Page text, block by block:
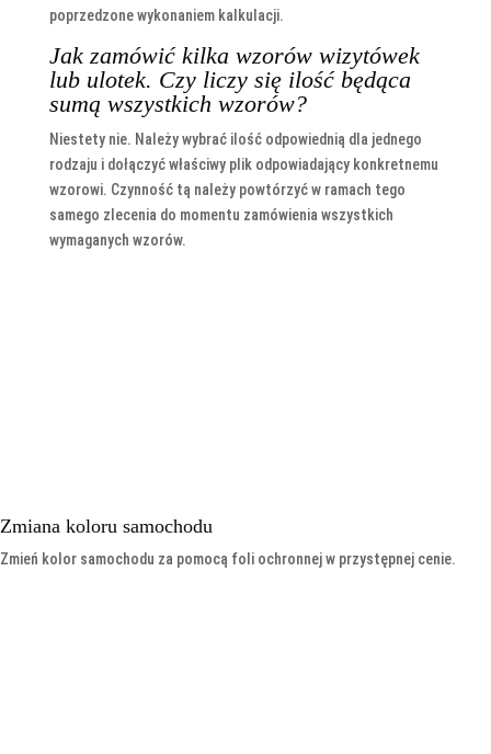
poprzedzone wykonaniem kalkulacji.
Jak zamówić kilka wzorów wizytówek
lub ulotek. Czy liczy się ilość będąca
sumą wszystkich wzorów?
Niestety nie. Należy wybrać ilość odpowiednią dla jednego
rodzaju i dołączyć właściwy plik odpowiadający konkretnemu
wzorowi. Czynność tą należy powtórzyć w ramach tego
samego zlecenia do momentu zamówienia wszystkich
wymaganych wzorów.
Zmiana koloru samochodu
Zmień kolor samochodu za pomocą foli ochronnej w przystępnej cenie.